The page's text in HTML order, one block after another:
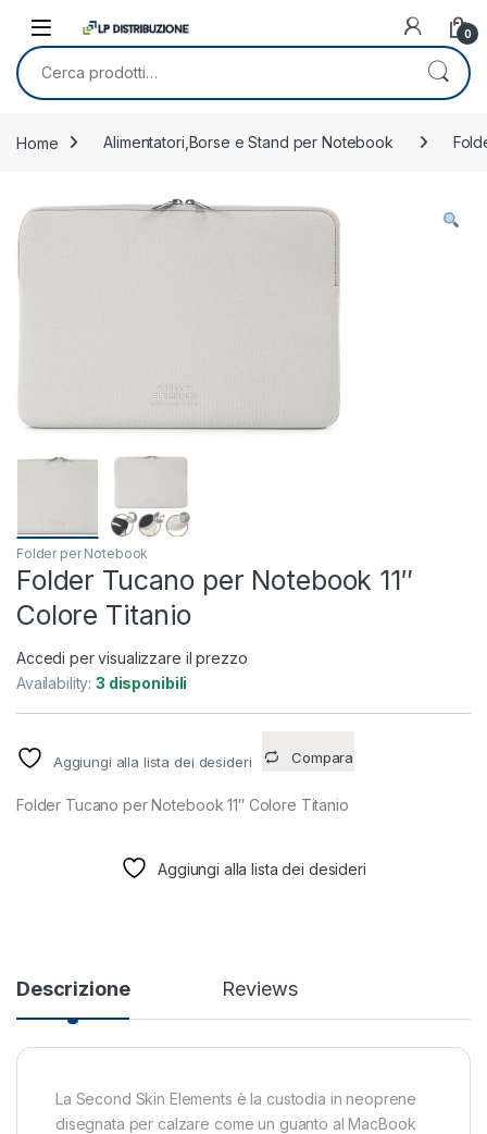
0
Cerca:
Home Alimentatori,Borse e Stand per Notebook
Folder per Notebook
Folder Tucano per Notebook 11″
Colore Titanio
Accedi per visualizzare il prezzo
Availability:3 disponibili
Aggiungi alla lista dei desideri Compara
Folder Tucano per Notebook 11″ Colore Titanio
Aggiungi alla lista dei desideri
Descrizione Reviews
La Second Skin Elements è la custodia in neoprene
disegnata per calzare come un guanto al MacBook